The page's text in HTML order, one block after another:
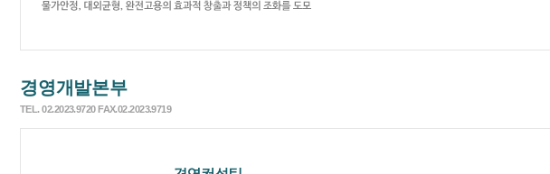
경영개발본부
TEL. 02.2023.9720 FAX.02.2023.9719